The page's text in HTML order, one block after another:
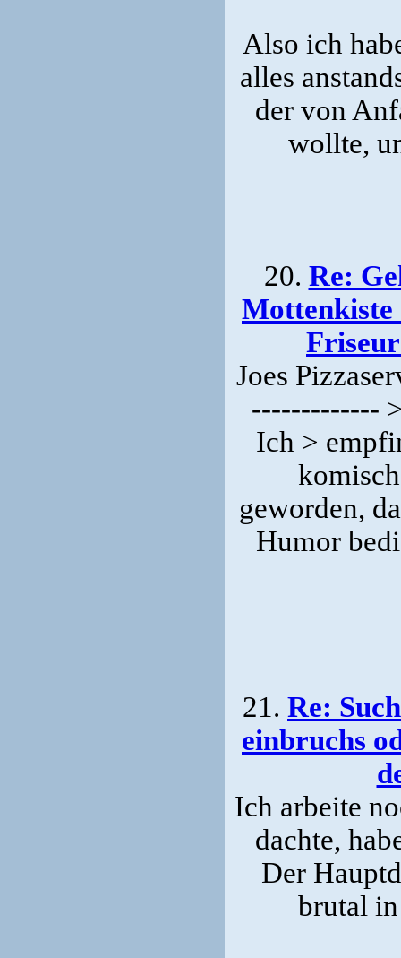
Also ich
alles
der von
wollte,
20. Re:
Joes
-------------
Ich >
geworden,
Humor
21. Re:
einbruchs
Ich arbeite
dachte,
Der
brutal in